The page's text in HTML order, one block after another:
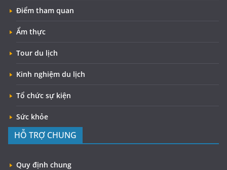
Điểm tham quan
Ẩm thực
Tour du lịch
Kinh nghiệm du lịch
Tổ chức sự kiện
Sức khỏe
HỖ TRỢ CHUNG
Quy định chung